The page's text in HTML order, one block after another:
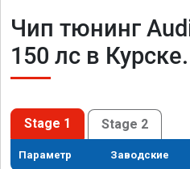
Чип тюнинг
150 лс в Курске.
Stage 1 Stage 2
Параметр Заводские